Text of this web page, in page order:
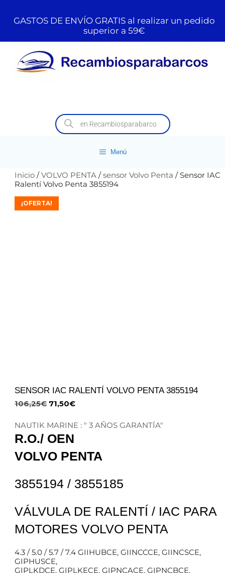
GASTOS DE ENVÍO GRATIS al realizar un pedido
superior a 59€
Menú
Inicio /VOLVO PENTA /sensor Volvo Penta / Sensor IAC
Ralentí Volvo Penta 3855194
¡OFERTA!
SENSOR IAC RALENTÍ VOLVO PENTA 3855194
106,25€ 71,50€
NAUTIK MARINE : " 3 AÑOS GARANTÍA"
R.O./ OEN
VOLVO PENTA
3855194 / 3855185
VÁLVULA DE RALENTÍ / IAC PARA
MOTORES VOLVO PENTA
4.3 / 5.0 / 5.7 / 7.4 GIIHUBCE, GIINCCCE, GIINCSCE,
GIPHUSCE,
GIPLKDCE, GIPLKECE, GIPNCACE, GIPNCBCE,